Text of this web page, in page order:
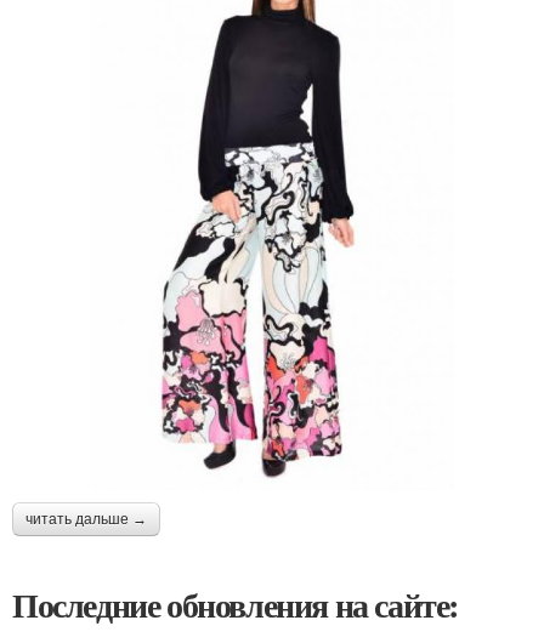
читать дальше →
Последние обновления на сайте: